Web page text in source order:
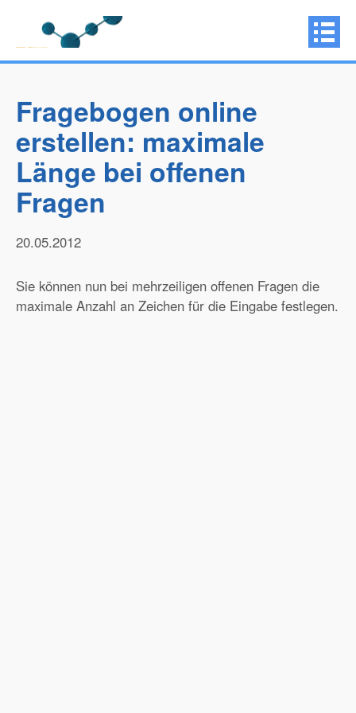
Fragebogen online
erstellen: maximale
Länge bei offenen
Fragen
20.05.2012
Sie können nun bei mehrzeiligen offenen Fragen die
maximale Anzahl an Zeichen für die Eingabe festlegen.